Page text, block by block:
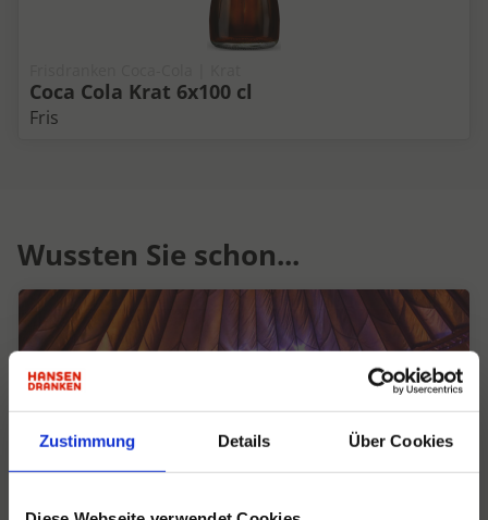
Zustimmung Details Über Cookies
Coca Cola Krat 6x100 cl
Fris
Wussten Sie schon...